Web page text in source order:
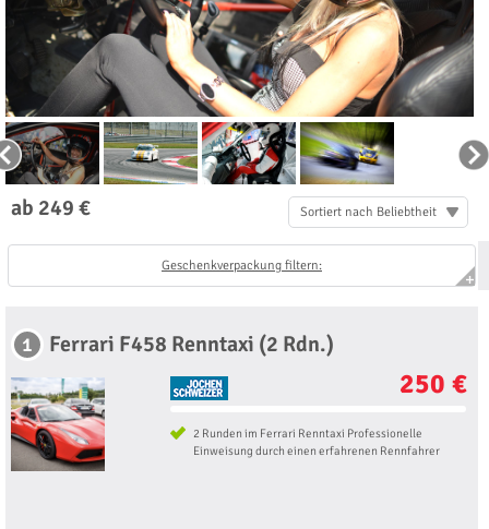
ab 249 € Sortiert nach Beliebtheit
Geschenkverpackung filtern:
1 Ferrari F458 Renntaxi (2 Rdn.)
250 €
2 Runden im Ferrari Renntaxi Professionelle
Einweisung durch einen erfahrenen Rennfahrer